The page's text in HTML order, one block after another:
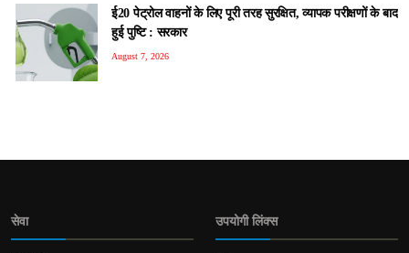
ई20 पेट्रोल वाहनों के लिए पूरी तरह सुरक्षित, व्यापक परीक्षणों के बाद
हुई पुष्टि : सरकार
August 7, 2026
सेवा उपयोगी लिंक्स